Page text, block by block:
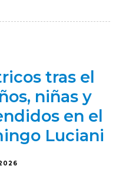
tras el
niñas y
en el
Luciani